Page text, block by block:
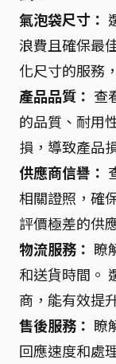
氣泡袋尺寸：
浪費且確保最
化尺寸的服務
產品品質： 查
的品質、耐用
損，導致產品
供應商信譽：
相關證照，確
評價極差的供
物流服務： 瞭
和送貨時間。
商，能有效提
售後服務： 瞭
回應速度和處